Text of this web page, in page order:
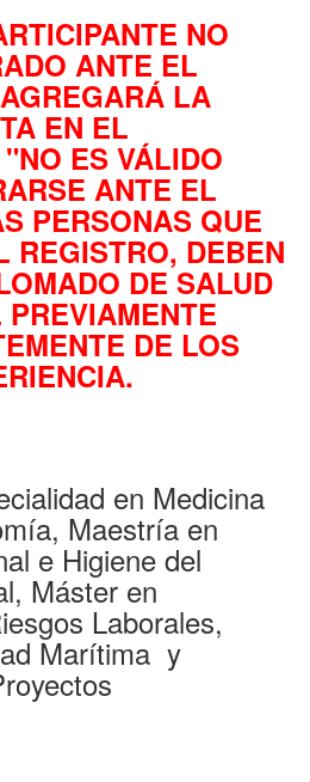
NO
ANTE EL
LA
EN EL
ES VÁLIDO
ANTE EL
PERSONAS QUE
REGISTRO, DEBEN
DE SALUD
DE LOS
en Medicina
Maestría en
e Higiene del
Máster en
Laborales,
Marítima y